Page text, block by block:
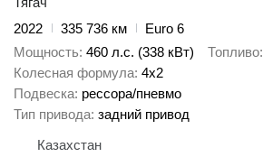
2022
335 736 км
Euro 6
Мощность 460 л.с. (338 кВт) Топливо
Колесная формула 4x2
Подвеска рессора/пневмо
Тип привода задний привод
Казахстан